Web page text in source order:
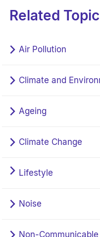
Related
Air Pollution
Climate and
Ageing
Climate Change
Lifestyle
Noise
Non-